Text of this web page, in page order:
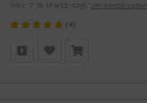
inkl. 7 % MwSt. zzgl.
Versandkosten
(4)